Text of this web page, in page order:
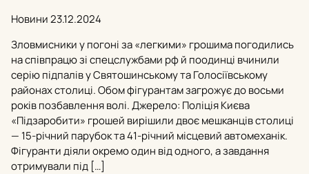
Новини23.12.2024
Зловмисники у погоні за «легкими» грошима погодились
на співпрацю зі спецслужбами рф й поодинці вчинили
серію підпалів у Святошинському та Голосіївському
районах столиці. Обом фігурантам загрожує до восьми
років позбавлення волі. Джерело: Поліція Києва
«Підзаробити» грошей вирішили двоє мешканців столиці
— 15-річний парубок та 41-річний місцевий автомеханік.
Фігуранти діяли окремо один від одного, а завдання
отримували під […]